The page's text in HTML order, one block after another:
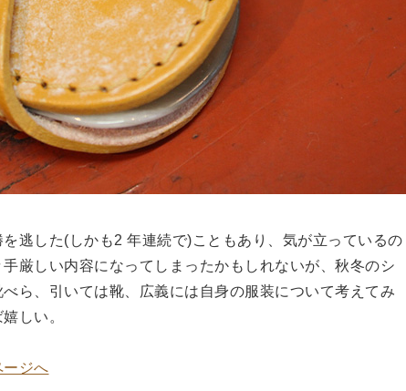
逃した(しかも2 年連続で)こともあり、気が立っているの
厳しい内容になってしまったかもしれないが、秋冬のシ
ら、引いては靴、広義には自身の服装について考えてみ
しい。
ージへ